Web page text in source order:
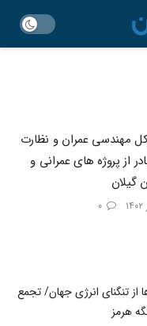
مهندسی عمران و نظارت
از پروژه های عمرانی و
گیلان
از تنگنای انرژی جهان/ تجمع